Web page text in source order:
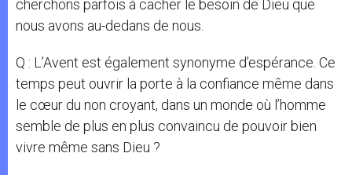
cherchons parfois à cacher le besoin de Dieu que
nous avons au-dedans de nous.
Q : L’Avent est également synonyme d’espérance. Ce
temps peut ouvrir la porte à la confiance même dans
le cœur du non croyant, dans un monde où l’homme
semble de plus en plus convaincu de pouvoir bien
vivre même sans Dieu ?